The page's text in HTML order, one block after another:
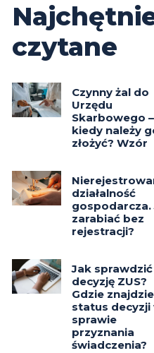
czytane
Czynny żal do
Urzędu
Skarbowego –
kiedy należy
złożyć? Wzór
działalność
gospodarcza.
zarabiać bez
rejestracji?
Jak sprawdzić
decyzję ZUS?
Gdzie
status decyzji
sprawie
przyznania
świadczenia?